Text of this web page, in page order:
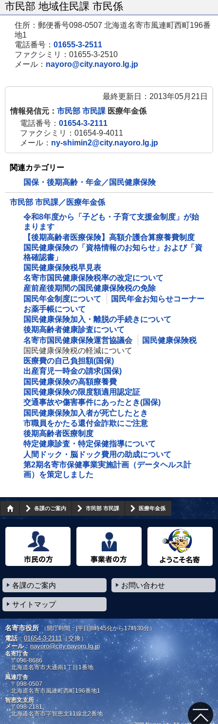
市民部 地域住民課 市民係
住所：郵便番号098-0507 北海道名寄市風連町西町196番
地1
電話番号： 01655-3-2511
ファクシミリ：01655-3-2510
メール： nayoro@city.nayoro.lg.jp
最終更新日：2013年05月21日
情報発信元： 市民部 市民課 医療年金係
電話番号： 01654-3-2111
ファクシミリ：01654-9-4011
メール： ny-shimin2@city.nayoro.lg.jp
関連カテゴリー
国保・後期高齢・年金／国民健康保険
市民部 市民課／医療年金係
令和8年度から「子ども・子育て支援金制度」が始
まります
【後期高齢者医療保険】高額介護合算療養費制度
国民健康保険の「資格情報のお知らせ」および「資
格確認書」
国民健康保険税早見表
名寄市国民健康保険税率の改定について
産前産後期間の国民健康保険税の免除
国民年金制度について
国民年金お知らせコーナー
お薬手帳について
国民健康保険加入・離脱の手続きについて
後期高齢者健康診査について
名寄市国民健康保険運営協議会
国民健康保険税
国民健康保険税の軽減について
医療費の自己負担額(国保)
出産育児一時金の請求(国保)
国民健康保険の高額療養費
国民健康保険の限度額適用認定証
交通事故や傷害事件にあったとき(国保)
国民健康保険加入者が死亡したとき
市職員をかたる還付金詐欺にご注意
後期高齢者医療制度
特定健康診査・特定保健指導について
人間ドック・脳ドック費用の助成について
第2期名寄市保健事業実施計画（データヘルス計
画）を策定しました
各課のご案内 市民部 市民課 医療年金係
各課のご案内 お問い合わせ
サイトマップ
名寄市役所 （開庁時間：[平日]8時45分から17時30分）
電話： 01654-3-2111 （交換）
メール： nayoro@city.nayoro.lg.jp
名寄庁舎
〒096-8686
北海道名寄市大通南1丁目1番地
風連庁舎
〒098-0507
北海道名寄市風連町西町196番地1
智恵文支所
〒098-2181
北海道名寄市字智恵文11線北2番地